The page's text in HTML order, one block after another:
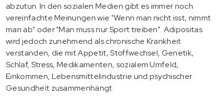
abzutun. In den sozialen Medien gibt es immer noch
vereinfachte Meinungen wie "Wenn man nicht isst, nimmt
man ab" oder "Man muss nur Sport treiben". Adipositas
wird jedoch zunehmend als chronische Krankheit
verstanden, die mit Appetit, Stoffwechsel, Genetik,
Schlaf, Stress, Medikamenten, sozialem Umfeld,
Einkommen, Lebensmittelindustrie und psychischer
Gesundheit zusammenhängt.